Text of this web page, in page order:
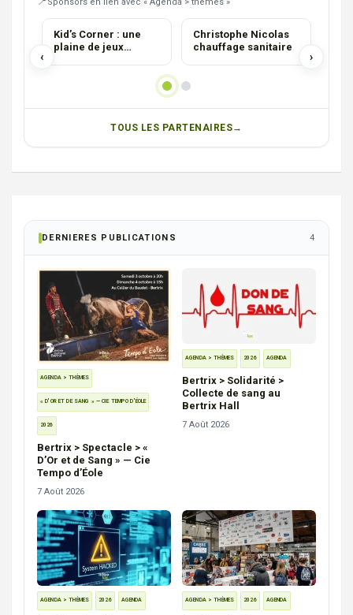
‹ ›
Kid’s Corner : une
plaine de jeux
CHAUFFAGISTE
Christophe Nicolas
chauffage sanitaire
TOUS LES PARTENAIRES
DERNIERES PUBLICATIONS 4
AGENDA > THÈMES
« D'OR ET DE SANG » — CIE TEMPO D'ÉOLE
2026
Bertrix > Spectacle > «
D’Or et de Sang » — Cie
Tempo d’Éole
7 Août 2026
AGENDA > THÈMES 2026 AGENDA
Bertrix > Solidarité >
Collecte de sang au
Bertrix Hall
7 Août 2026
AGENDA > THÈMES 2026 AGENDA AGENDA > THÈMES 2026 AGENDA